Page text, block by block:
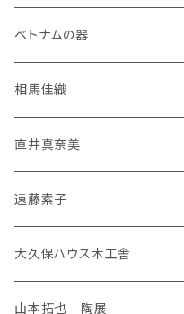
ベトナムの器
相馬佳織
直井真奈美
遠藤素子
大久保ハウス木工舎
山本拓也 陶展